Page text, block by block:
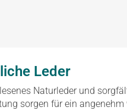
Leder
Naturleder und
sorgen für ein angenehm